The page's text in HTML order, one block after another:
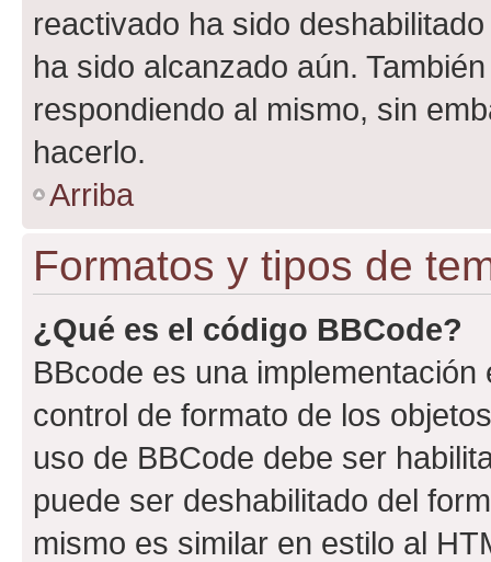
reactivado ha sido
ha sido alcanzado aún.
respondiendo al mismo, sin
hacerlo.
Arriba
Formatos y tipos de
¿Qué es el código BBCode?
BBcode es una
control de formato de los
uso de BBCode debe ser
puede ser deshabilitado del
mismo es similar en estilo al